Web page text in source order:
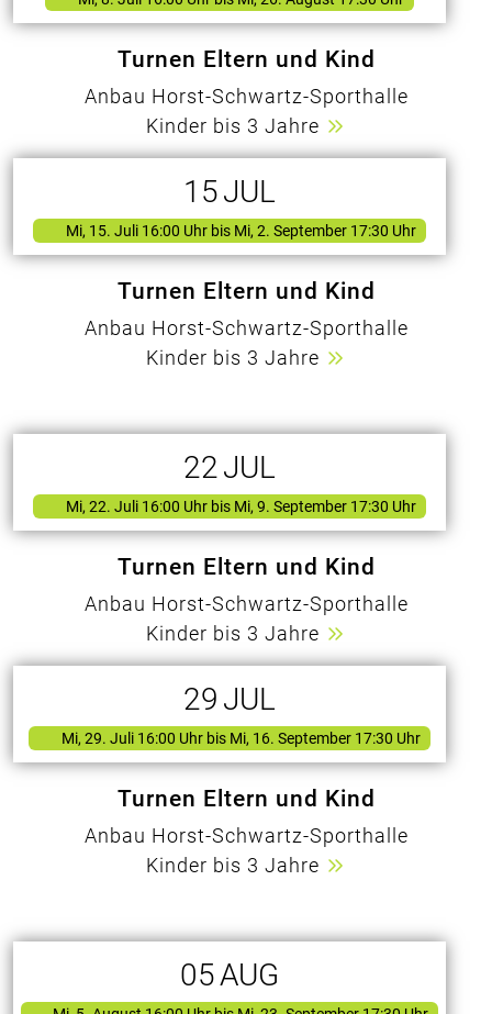
Turnen Eltern und Kind
Anbau Horst-Schwartz-Sporthalle
Kinder bis 3 Jahre
15JUL
Mi, 15. Juli 16:00 Uhr bis Mi, 2. September 17:30 Uhr
Turnen Eltern und Kind
Anbau Horst-Schwartz-Sporthalle
Kinder bis 3 Jahre
22JUL
Mi, 22. Juli 16:00 Uhr bis Mi, 9. September 17:30 Uhr
Turnen Eltern und Kind
Anbau Horst-Schwartz-Sporthalle
Kinder bis 3 Jahre
29 JUL
Mi, 29. Juli 16:00 Uhr bis Mi, 16. September 17:30 Uhr
Turnen Eltern und Kind
Anbau Horst-Schwartz-Sporthalle
Kinder bis 3 Jahre
05AUG